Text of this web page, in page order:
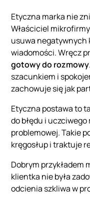
Etyczna marka nie
Właściciel
usuwa negatywnych
wiadomości. Wręcz
gotowy do rozmowy
szacunkiem i
zachowuje się jak
Etyczna postawa to
do błędu i
problemowej. Takie
kręgosłup i traktuje
Dobrym przykładem
klientka nie była
odcienia szkliwa w